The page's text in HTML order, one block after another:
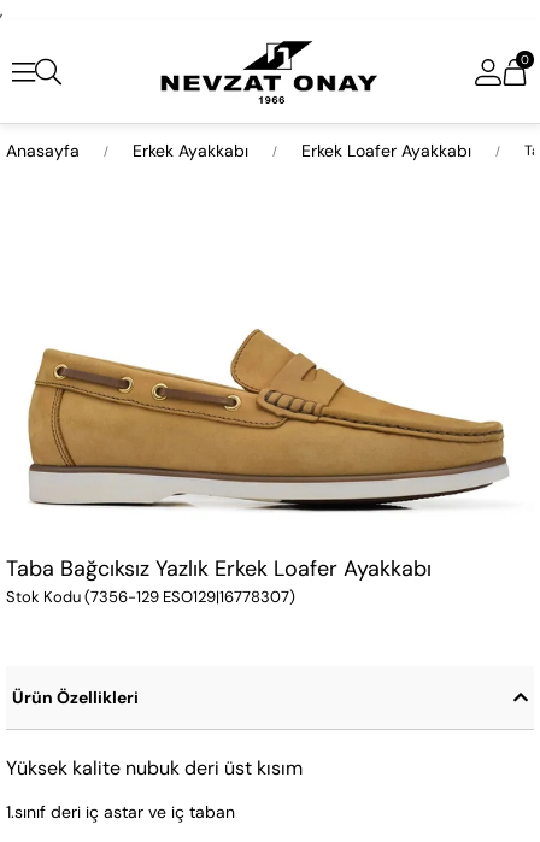
,
0
Anasayfa Erkek Ayakkabı Erkek Loafer Ayakkabı
Taba Bağcıksız Yazlık Erkek Loafer Ayakkabı
Stok Kodu(7356-129 ESO129|16778307)
Ürün Özellikleri
Yüksek kalite nubuk deri üst kısım
1.sınıf deri iç astar ve iç taban